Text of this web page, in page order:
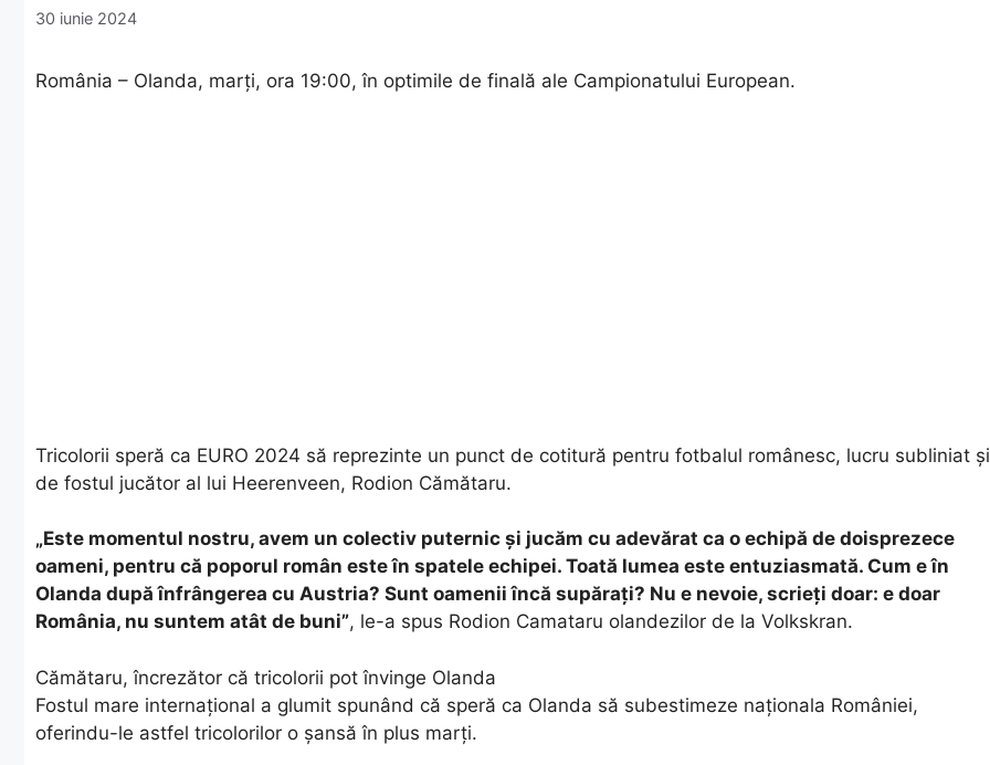
30 iunie 2024
România – Olanda, marți, ora 19:00, în optimile de finală ale Campionatului European.
Tricolorii speră ca EURO 2024 să reprezinte un punct de cotitură pentru fotbalul românesc, lucru subliniat și
de fostul jucător al lui Heerenveen, Rodion Cămătaru.
„Este momentul nostru, avem un colectiv puternic și jucăm cu adevărat ca o echipă de doisprezece
oameni, pentru că poporul român este în spatele echipei. Toată lumea este entuziasmată. Cum e în
Olanda după înfrângerea cu Austria? Sunt oamenii încă supărați? Nu e nevoie, scrieți doar: e doar
România, nu suntem atât de buni”, le-a spus Rodion Camataru olandezilor de la Volkskran.
Cămătaru, încrezător că tricolorii pot învinge Olanda
Fostul mare internațional a glumit spunând că speră ca Olanda să subestimeze naționala României,
oferindu-le astfel tricolorilor o șansă în plus marți.